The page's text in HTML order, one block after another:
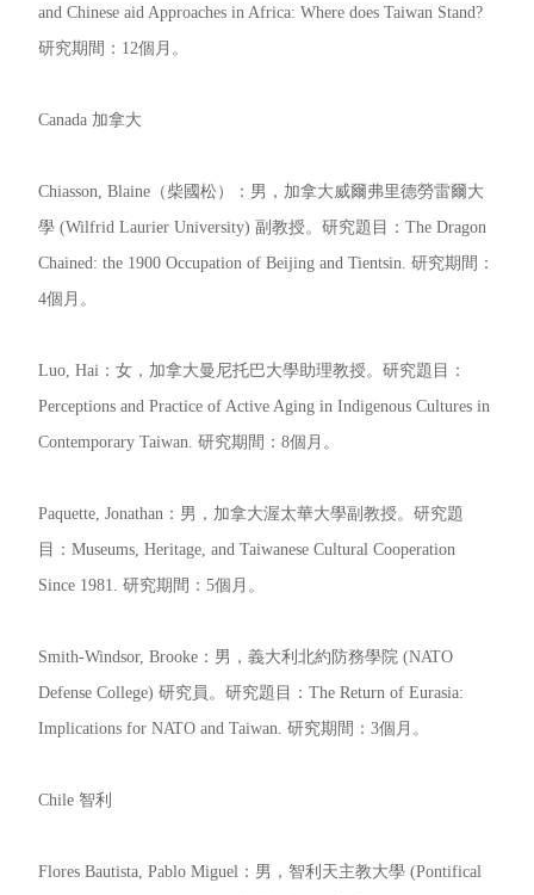
and Chinese aid Approaches in Africa: Where does Taiwan Stand?
研究期間：12個月。
Canada 加拿大
Chiasson, Blaine（柴國松）：男，加拿大威爾弗里德勞雷爾大
學 (Wilfrid Laurier University) 副教授。研究題目：The Dragon
Chained: the 1900 Occupation of Beijing and Tientsin. 研究期間：
4個月。
Luo, Hai：女，加拿大曼尼托巴大學助理教授。研究題目：
Perceptions and Practice of Active Aging in Indigenous Cultures in
Contemporary Taiwan. 研究期間：8個月。
Paquette, Jonathan：男，加拿大渥太華大學副教授。研究題
目：Museums, Heritage, and Taiwanese Cultural Cooperation
Since 1981. 研究期間：5個月。
Smith-Windsor, Brooke：男，義大利北約防務學院 (NATO
Defense College) 研究員。研究題目：The Return of Eurasia:
Implications for NATO and Taiwan. 研究期間：3個月。
Chile 智利
Flores Bautista, Pablo Miguel：男，智利天主教大學 (Pontifical